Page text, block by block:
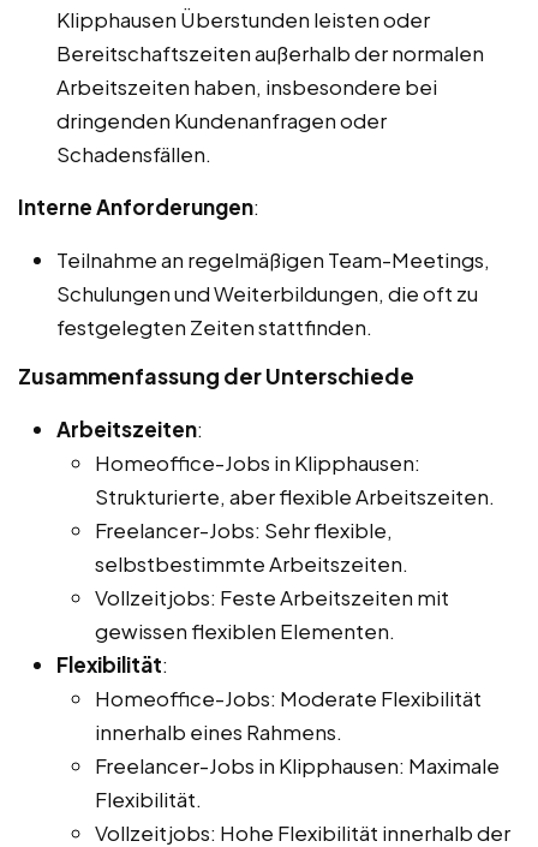
Klipphausen Überstunden leisten oder
Bereitschaftszeiten außerhalb der normalen
Arbeitszeiten haben, insbesondere bei
dringenden Kundenanfragen oder
Schadensfällen.
Interne Anforderungen:
Teilnahme an regelmäßigen Team-Meetings,
Schulungen und Weiterbildungen, die oft zu
festgelegten Zeiten stattfinden.
Zusammenfassung der Unterschiede
Arbeitszeiten:
Homeoffice-Jobs in Klipphausen:
Strukturierte, aber flexible Arbeitszeiten.
Freelancer-Jobs: Sehr flexible,
selbstbestimmte Arbeitszeiten.
Vollzeitjobs: Feste Arbeitszeiten mit
gewissen flexiblen Elementen.
Flexibilität:
Homeoffice-Jobs: Moderate Flexibilität
innerhalb eines Rahmens.
Freelancer-Jobs in Klipphausen: Maximale
Flexibilität.
Vollzeitjobs: Hohe Flexibilität innerhalb der